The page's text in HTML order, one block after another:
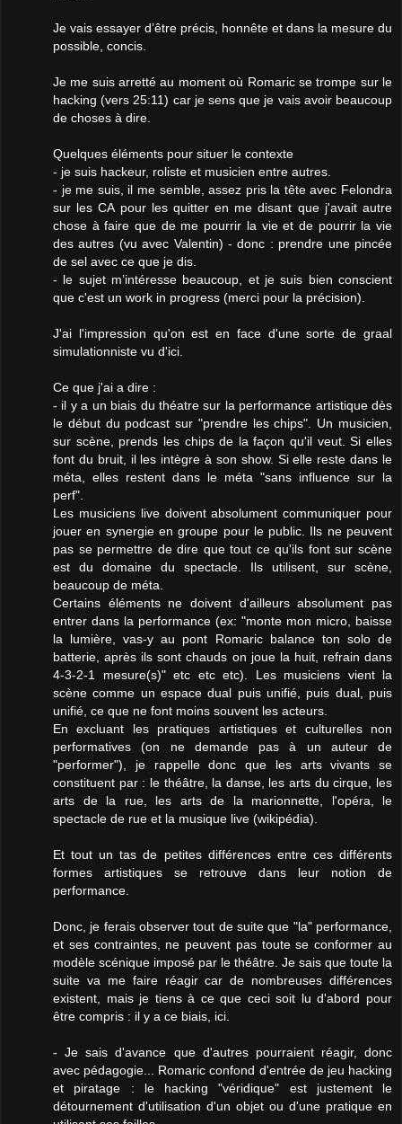
Je vais essayer d’être précis, honnête et dans la mesure du
possible, concis.
Je me suis arretté au moment où Romaric se trompe sur le
hacking (vers 25:11) car je sens que je vais avoir beaucoup
de choses à dire.
Quelques éléments pour situer le contexte
- je suis hackeur, roliste et musicien entre autres.
- je me suis, il me semble, assez pris la tête avec Felondra
sur les CA pour les quitter en me disant que j'avait autre
chose à faire que de me pourrir la vie et de pourrir la vie
des autres (vu avec Valentin) - donc : prendre une pincée
de sel avec ce que je dis.
- le sujet m’intéresse beaucoup, et je suis bien conscient
que c'est un work in progress (merci pour la précision).
J'ai l'impression qu'on est en face d'une sorte de graal
simulationniste vu d'ici.
Ce que j'ai a dire :
- il y a un biais du théatre sur la performance artistique dès
le début du podcast sur "prendre les chips". Un musicien,
sur scène, prends les chips de la façon qu'il veut. Si elles
font du bruit, il les intègre à son show. Si elle reste dans le
méta, elles restent dans le méta "sans influence sur la
perf".
Les musiciens live doivent absolument communiquer pour
jouer en synergie en groupe pour le public. Ils ne peuvent
pas se permettre de dire que tout ce qu'ils font sur scène
est du domaine du spectacle. Ils utilisent, sur scène,
beaucoup de méta.
Certains éléments ne doivent d'ailleurs absolument pas
entrer dans la performance (ex: "monte mon micro, baisse
la lumière, vas-y au pont Romaric balance ton solo de
batterie, après ils sont chauds on joue la huit, refrain dans
4-3-2-1 mesure(s)" etc etc etc). Les musiciens vient la
scène comme un espace dual puis unifié, puis dual, puis
unifié, ce que ne font moins souvent les acteurs.
En excluant les pratiques artistiques et culturelles non
performatives (on ne demande pas à un auteur de
"performer"), je rappelle donc que les arts vivants se
constituent par : le théâtre, la danse, les arts du cirque, les
arts de la rue, les arts de la marionnette, l'opéra, le
spectacle de rue et la musique live (wikipédia).
Et tout un tas de petites différences entre ces différents
formes artistiques se retrouve dans leur notion de
performance.
Donc, je ferais observer tout de suite que "la" performance,
et ses contraintes, ne peuvent pas toute se conformer au
modèle scénique imposé par le théâtre. Je sais que toute la
suite va me faire réagir car de nombreuses différences
existent, mais je tiens à ce que ceci soit lu d'abord pour
être compris : il y a ce biais, ici.
- Je sais d'avance que d'autres pourraient réagir, donc
avec pédagogie... Romaric confond d'entrée de jeu hacking
et piratage : le hacking "véridique" est justement le
détournement d'utilisation d'un objet ou d'une pratique en